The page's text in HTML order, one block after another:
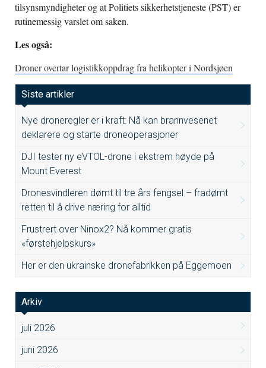
tilsynsmyndigheter og at Politiets sikkerhetstjeneste (PST) er
rutinemessig varslet om saken.
Les også:
Droner overtar logistikkoppdrag fra helikopter i Nordsjøen
Siste artikler
Nye droneregler er i kraft: Nå kan brannvesenet
deklarere og starte droneoperasjoner
DJI tester ny eVTOL-drone i ekstrem høyde på
Mount Everest
Dronesvindleren dømt til tre års fengsel – fradømt
retten til å drive næring for alltid
Frustrert over Ninox2? Nå kommer gratis
«førstehjelpskurs»
Her er den ukrainske dronefabrikken på Eggemoen
Arkiv
juli 2026
juni 2026